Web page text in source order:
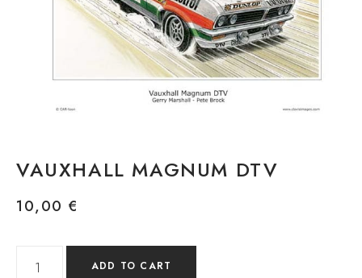
VAUXHALL MAGNUM DTV
10,00 €
ADD TO CART